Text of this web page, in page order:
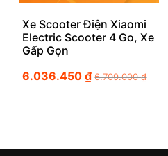
Xe Scooter Điện Xiaomi
Electric Scooter 4 Go, Xe
Gấp Gọn
6.036.450₫ 6.709.000₫